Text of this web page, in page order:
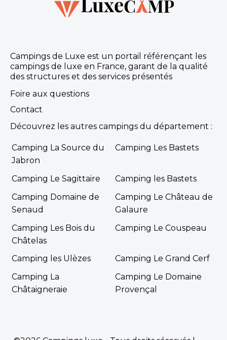
Campings de Luxe est un portail référençant les
campings de luxe en France, garant de la qualité
des structures et des services présentés
Foire aux questions
Contact
Découvrez les autres campings du département :
Camping La Source du
Jabron
Camping Les Bastets
Camping Le Sagittaire
Camping les Bastets
Camping Domaine de
Senaud
Camping Le Château de
Galaure
Camping Les Bois du
Châtelas
Camping Le Couspeau
Camping les Ulèzes
Camping Le Grand Cerf
Camping La
Châtaigneraie
Camping Le Domaine
Provençal